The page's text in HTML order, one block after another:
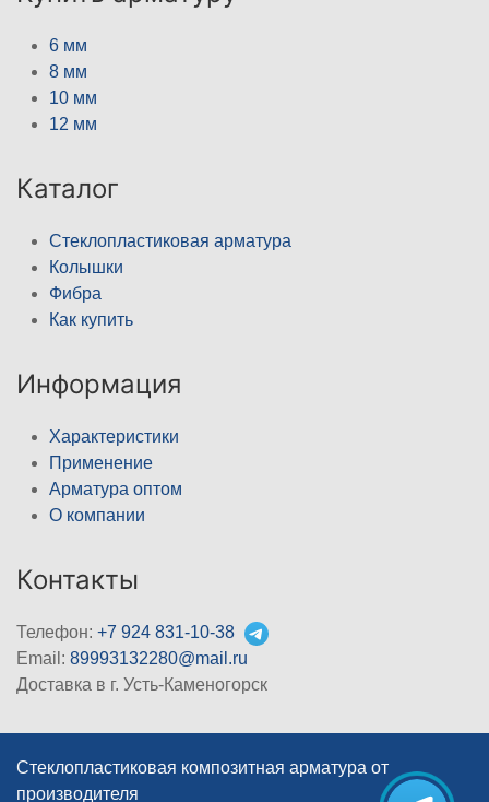
6 мм
8 мм
10 мм
12 мм
Каталог
Стеклопластиковая арматура
Колышки
Фибра
Как купить
Информация
Характеристики
Применение
Арматура оптом
О компании
Контакты
Телефон: +7 924 831-10-38
Email: 89993132280@mail.ru
Доставка в г. Усть-Каменогорск
Стеклопластиковая композитная арматура от
производителя